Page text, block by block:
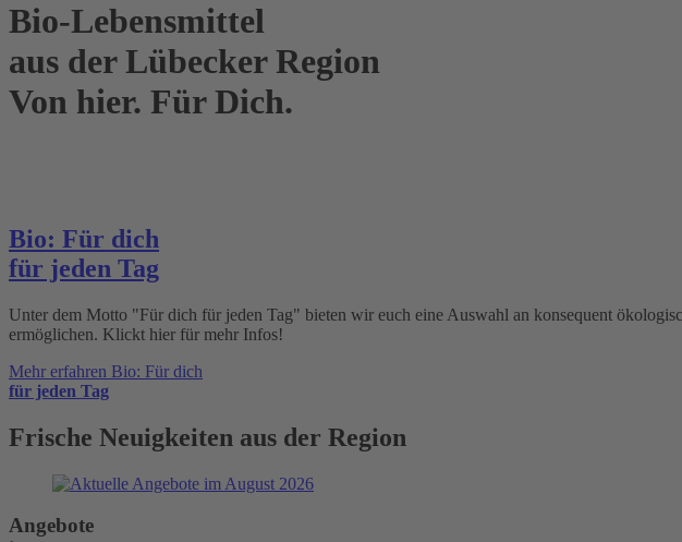
Bio-Lebensmittel
aus der Lübecker Region
Von hier. Für Dich.
Bio: Für dich
für jeden Tag
Unter dem Motto "Für dich für jeden Tag" bieten wir euch eine Auswahl an konsequent
ermöglichen. Klickt hier für mehr Infos!
Mehr erfahren Bio: Für dich
für jeden Tag
Frische Neuigkeiten aus der Region
Angebote